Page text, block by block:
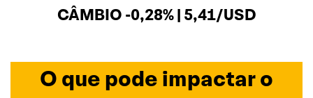
CÂMBIO -0,28% | 5,41/USD
O que pode impactar o